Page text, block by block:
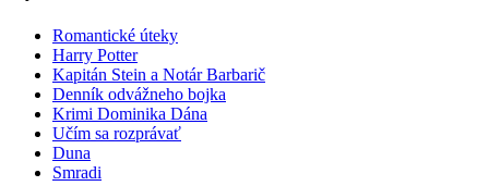
Romantické úteky
Harry Potter
Kapitán Stein a Notár Barbarič
Denník odvážneho bojka
Krimi Dominika Dána
Učím sa rozprávať
Duna
Smradi